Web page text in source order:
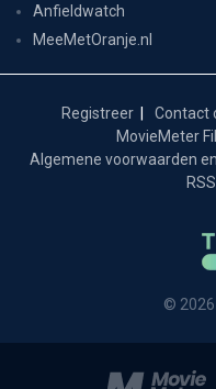
Anfieldwatch
MeeMetOranje.nl
Registreer Contact
MovieMeter
Algemene voorwaarden
© 2026